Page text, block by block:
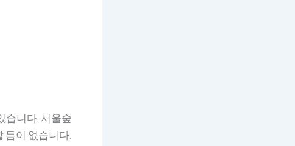
습니다. 서울숲
틈이 없습니다.